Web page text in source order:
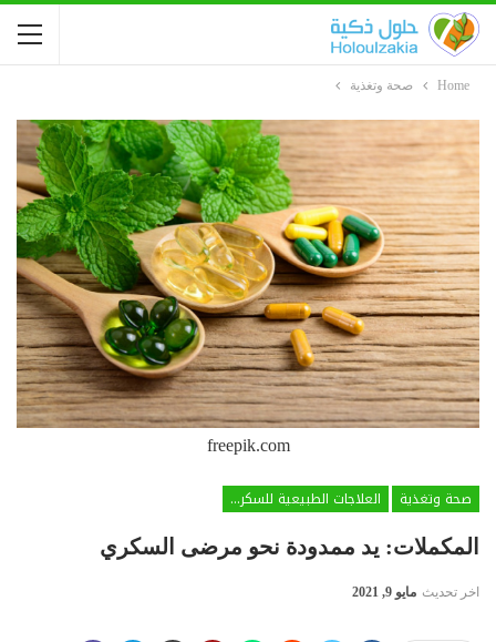
Home صحة وتغذية
freepik.com
صحة وتغذية
العلاجات الطبيعية للسكري
المكملات: يد ممدودة نحو مرضى السكري
اخر تحديث مايو 9, 2021